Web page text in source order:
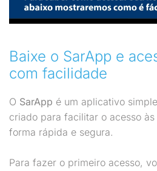
Baixe o SarApp e
com facilidade
O SarApp é um aplicativo
criado para facilitar o acesso
forma rápida e segura.
Para fazer o primeiro acesso,